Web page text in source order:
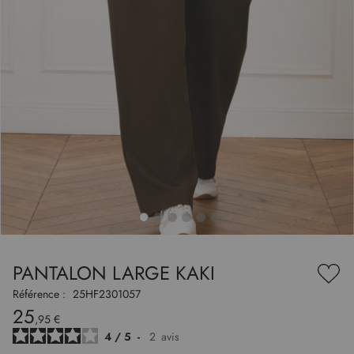
PANTALON LARGE KAKI
à
Référence : 25HF2301057
25,95 €
4 / 5 - 2 avis